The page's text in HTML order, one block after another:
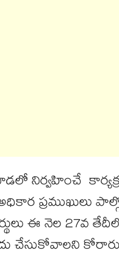
నిర్వహించే
ప్రముఖులు
ఈ నెల 27వ
చేసుకోవాలని